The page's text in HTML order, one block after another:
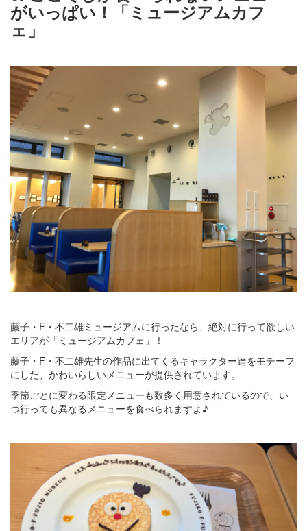
がいっぱい！「ミュージアムカフ
ェ」
藤子・F・不二雄ミュージアムに行ったなら、絶対に行って欲しい
エリアが「ミュージアムカフェ」！
藤子・F・不二雄先生の作品に出てくるキャラクター達をモチーフ
にした、かわいらしいメニューが提供されています。
季節ごとに変わる限定メニューも数多く用意されているので、い
つ行っても異なるメニューを食べられますよ♪